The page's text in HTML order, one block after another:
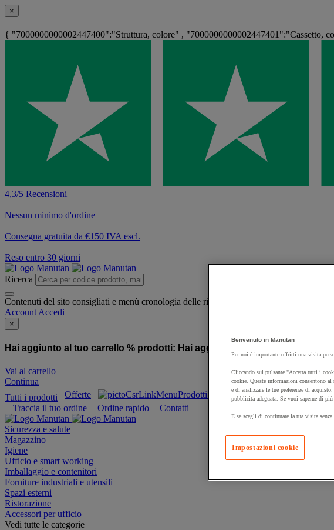
×
{ "7000000000002447400":"Struttura, colore" , "7000000000002447401":"Cassetto,
4,3/5 Recensioni
Nessun minimo d'ordine
Consegna gratuita da €150 IVA escl.
Reso entro 30 giorni
Ricerca
Contenuti del sito consigliati e menù cronologia delle ricerche
Account Accedi
×
Hai aggiunto al tuo carrello % prodotti: Hai aggiunto al tuo carrello un
Vai al carrello
Continua
Tutti i prodotti
Offerte Prodotti sostenibili
Traccia il tuo ordine
Ordine rapido Contatti
Sicurezza e salute
Magazzino
Igiene
Ufficio e smart working
Imballaggio e contenitori
Forniture industriali e utensili
Spazi esterni
Ristorazione
Accessori per ufficio
Vedi tutte le categorie
Benvenuto in Manutan
Per noi è importante offrirti una visita
Cliccando sul pulsante "Accetta tutti i
cookie. Queste informazioni consentono
e di analizzare le tue preferenze di
pubblicità adeguata. Se vuoi saperne di
E se scegli di continuare la tua visita
Impostazioni cookie